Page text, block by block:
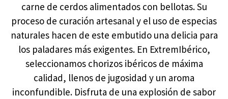
carne de cerdos alimentados con bellotas. Su
proceso de curación artesanal y el uso de especias
naturales hacen de este embutido una delicia para
los paladares más exigentes. En ExtremIbérico,
seleccionamos chorizos ibéricos de máxima
calidad, llenos de jugosidad y un aroma
inconfundible. Disfruta de una explosión de sabor